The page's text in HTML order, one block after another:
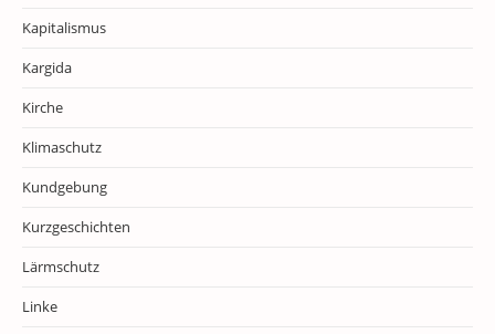
Kapitalismus
Kargida
Kirche
Klimaschutz
Kundgebung
Kurzgeschichten
Lärmschutz
Linke